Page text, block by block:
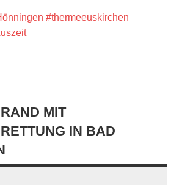
#thermeeuskirchen
MIT
IN BAD